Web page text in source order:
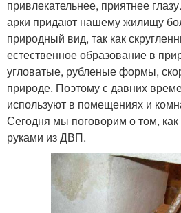
привлекательнее, приятнее
арки придают нашему жилищу
природный вид, так как
естественное образование в
угловатые, рубленые формы,
природе. Поэтому с давних
используют в помещениях и
Сегодня мы поговорим о том, как
руками из ДВП.